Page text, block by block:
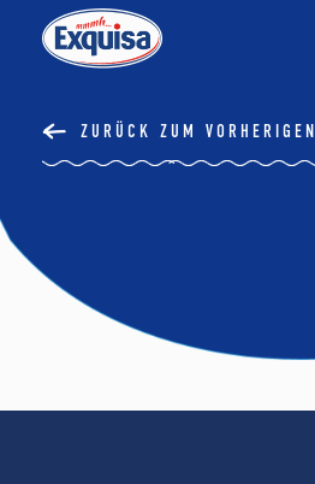
ZURÜCK ZUM VORHERIGEN